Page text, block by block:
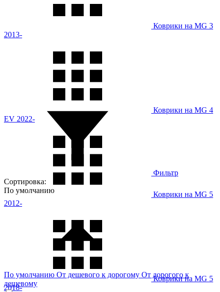
Коврики на MG 3
2013-
Коврики на MG 4
EV 2022-
Коврики на MG 5
2012-
Коврики на MG 5
2018-
Фильтр
Сортировка:
По умолчанию
По умолчанию От дешевого к дорогому От дорогого к
дешевому